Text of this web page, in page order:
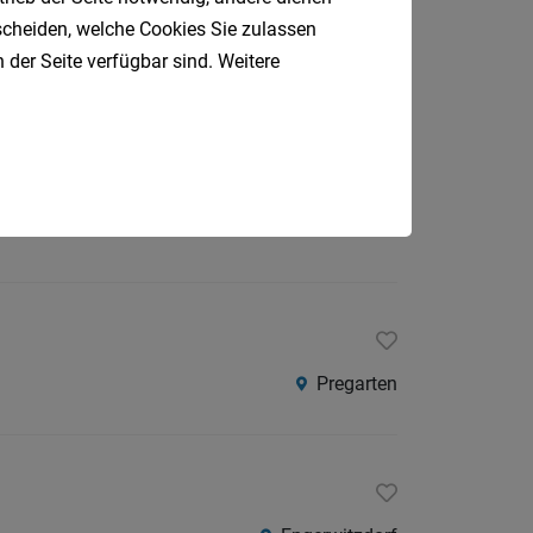
Gallneukirchen
Pregarten
welche Cookies Sie zulassen
Seite verfügbar sind. Weitere